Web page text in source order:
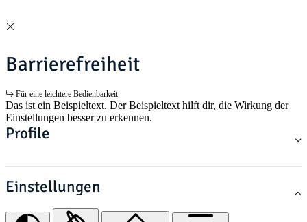
Barrierefreiheit
Für eine leichtere Bedienbarkeit
Das ist ein Beispieltext. Der Beispieltext hilft dir, die Wirkung der
Einstellungen besser zu erkennen.
Profile
Einstellungen